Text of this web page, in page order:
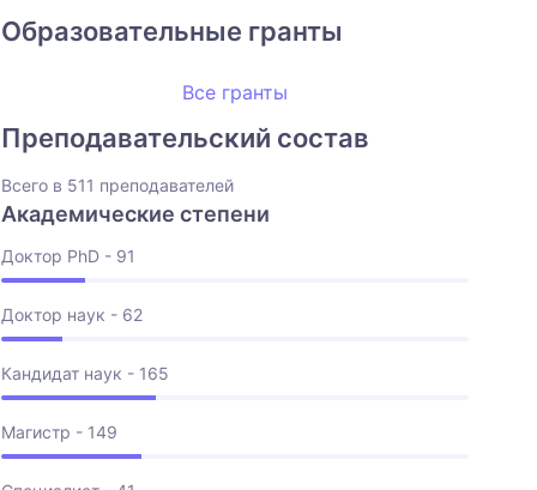
Образовательные гранты
Все гранты
Преподавательский состав
Всего в 511 преподавателей
Академические степени
Доктор PhD - 91
Доктор наук - 62
Кандидат наук - 165
Магистр - 149